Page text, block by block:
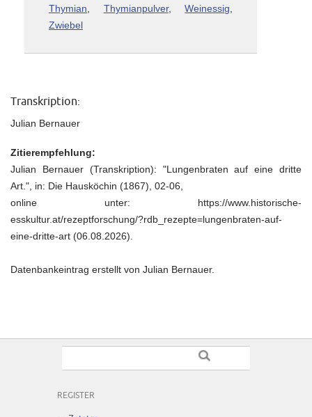
Thymian
Thymianpulver,Weinessig
Zwiebel
Transkription:
Julian Bernauer
Zitierempfehlung:
Julian Bernauer (Transkription): "Lungenbraten auf eine dritte
Art.", in: Die Hausköchin (1867), 02-06,
online unter: https://www.historische-
esskultur.at/rezeptforschung/?rdb_rezepte=lungenbraten-auf-
eine-dritte-art (06.08.2026).
Datenbankeintrag erstellt von Julian Bernauer.
REGISTER